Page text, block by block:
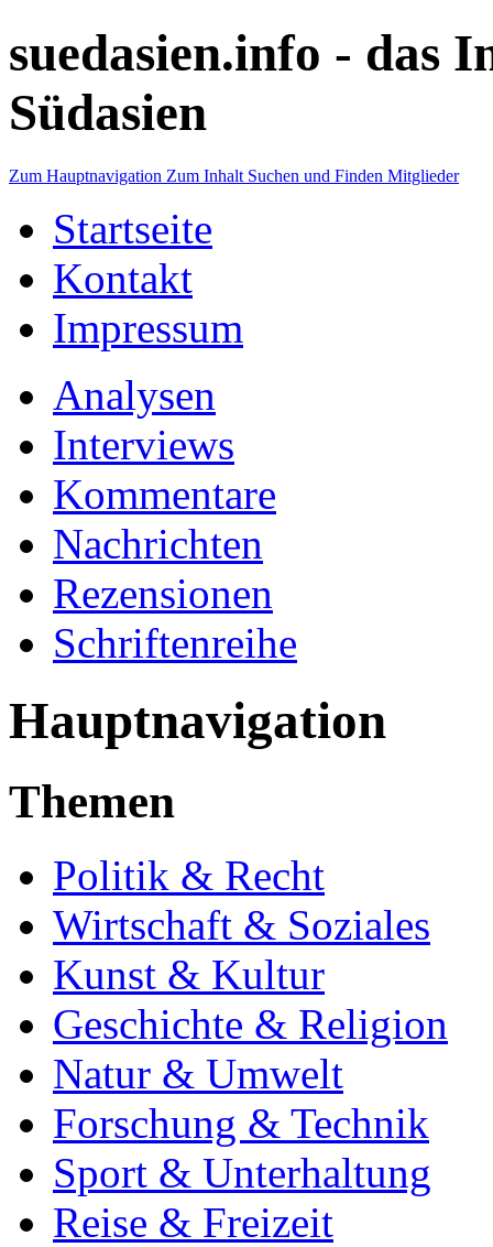
suedasien.info - das
Südasien
Zum Hauptnavigation Zum Inhalt Suchen und Finden Mitglieder
Startseite
Kontakt
Impressum
Analysen
Interviews
Kommentare
Nachrichten
Rezensionen
Schriftenreihe
Hauptnavigation
Themen
Politik & Recht
Wirtschaft & Soziales
Kunst & Kultur
Geschichte & Religion
Natur & Umwelt
Forschung & Technik
Sport & Unterhaltung
Reise & Freizeit